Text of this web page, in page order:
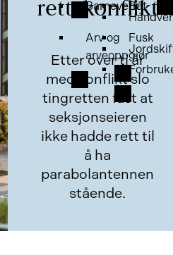
Barnevern
Arv og
arveoppgjør
Båt
Fusk
rettskonflikt
Etter over ti år
med konflikt slo
tingretten fast at
seksjonseieren
ikke hadde rett til
å ha
parabolantennen
stående.